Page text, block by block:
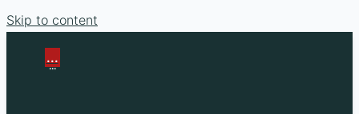
Skip to content
...
...